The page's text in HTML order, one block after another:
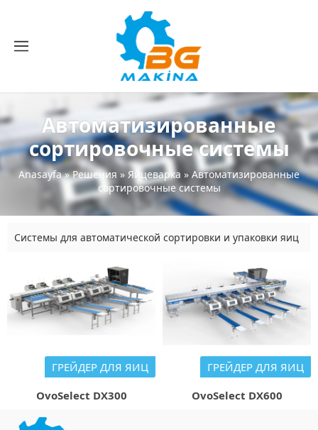
Автоматизированные
сортировочные системы
Anasayfa»Решения » Яйцеварка » Автоматизированные
сортировочные системы
Системы для автоматической сортировки и упаковки яиц
ГРЕЙДЕР ДЛЯ ЯИЦ
OvoSelect DX300
ГРЕЙДЕР ДЛЯ ЯИЦ
OvoSelect DX600